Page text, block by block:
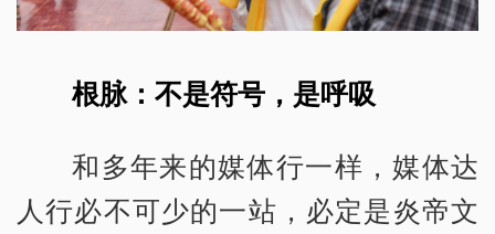
根脉：不是符号，是呼吸
和多年来的媒体行一样，媒体达
人行必不可少的一站，必定是炎帝文